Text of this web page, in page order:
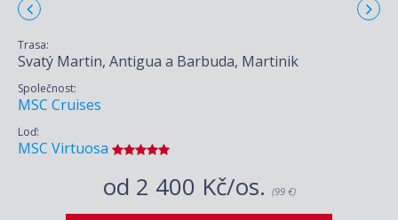
Trasa:
Svatý Martin, Antigua a Barbuda, Martinik
Společnost:
MSC Cruises
Loď:
MSC Virtuosa
od 2 400 Kč/os. (99 €)